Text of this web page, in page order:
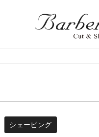
シェービング